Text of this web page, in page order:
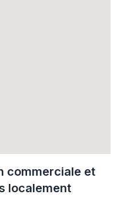
commerciale et
localement